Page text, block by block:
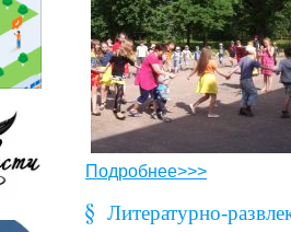
Подробнее>>>
Литературно-